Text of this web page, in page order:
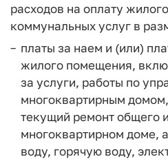
расходов на оплату
коммунальных услуг в
платы за наем и (или)
жилого помещения,
за услуги, работы по
многоквартирным
текущий ремонт общего
многоквартирном доме,
воду, горячую воду,